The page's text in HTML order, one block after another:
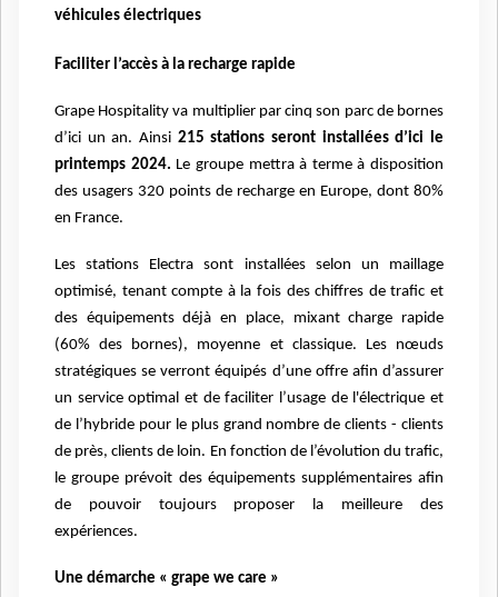
véhicules électriques
Faciliter l’accès à la recharge rapide
Grape Hospitality va multiplier par cinq son parc de bornes
d’ici un an. Ainsi 215 stations seront installées d’ici le
printemps 2024. Le groupe mettra à terme à disposition
des usagers 320 points de recharge en Europe, dont 80%
en France.
Les stations Electra sont installées selon un maillage
optimisé, tenant compte à la fois des chiffres de trafic et
des équipements déjà en place, mixant charge rapide
(60% des bornes), moyenne et classique. Les nœuds
stratégiques se verront équipés d’une offre afin d’assurer
un service optimal et de faciliter l’usage de l'électrique et
de l’hybride pour le plus grand nombre de clients - clients
de près, clients de loin. En fonction de l’évolution du trafic,
le groupe prévoit des équipements supplémentaires afin
de pouvoir toujours proposer la meilleure des
expériences.
Une démarche « grape we care »